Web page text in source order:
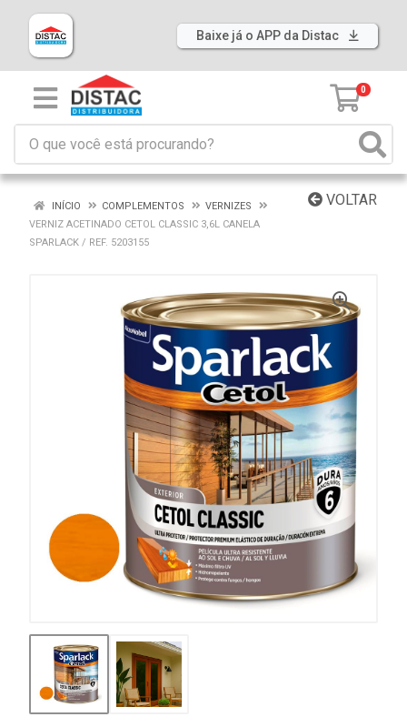
Baixe já o APP da Distac
0
VOLTAR
INÍCIO COMPLEMENTOS
VERNIZES
VERNIZ ACETINADO CETOL CLASSIC 3,6L CANELA
SPARLACK / REF. 5203155